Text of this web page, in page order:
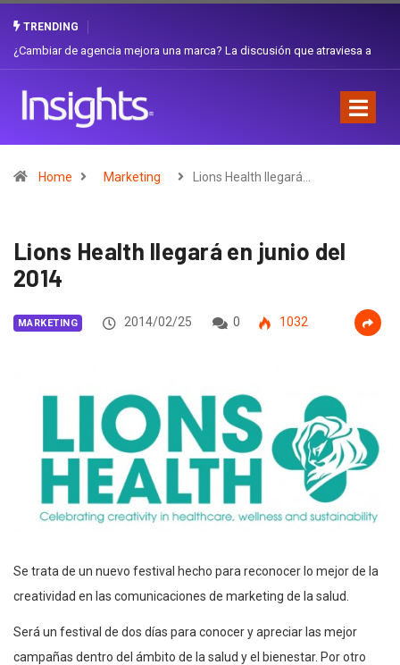
TRENDING
Gabriela Herrera y el arte de cambiarse el sombrero en Corporación
Home Marketing Lions Health llegará…
Lions Health llegará en junio del
2014
MARKETING 2014/02/25 0 1032
Se trata de un nuevo festival hecho para reconocer lo mejor de la
creatividad en las comunicaciones de marketing de la salud.
Será un festival de dos días para conocer y apreciar las mejor
campañas dentro del ámbito de la salud y el bienestar. Por otro